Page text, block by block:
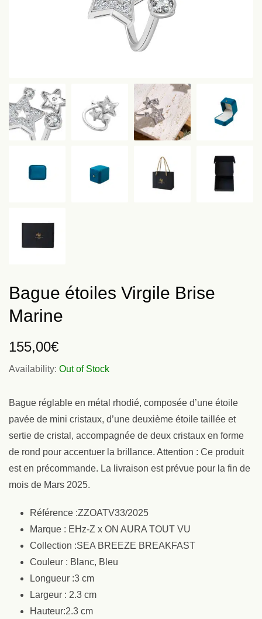
Bague étoiles Virgile Brise
Marine
155,00€
Availability: Out of Stock
Bague réglable en métal rhodié, composée d’une étoile
pavée de mini cristaux, d’une deuxième étoile taillée et
sertie de cristal, accompagnée de deux cristaux en forme
de rond pour accentuer la brillance. Attention : Ce produit
est en précommande. La livraison est prévue pour la fin de
mois de Mars 2025.
Référence :ZZOATV33/2025
Marque : EHz-Z x ON AURA TOUT VU
Collection :SEA BREEZE BREAKFAST
Couleur : Blanc, Bleu
Longueur :3 cm
Largeur : 2.3 cm
Hauteur:2.3 cm